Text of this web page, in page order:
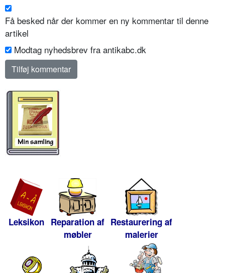
Få besked når der kommer en ny kommentar til denne
artikel
Modtag nyhedsbrev fra antikabc.dk
Leksikon Reparation af
møbler
Restaurering af
malerier